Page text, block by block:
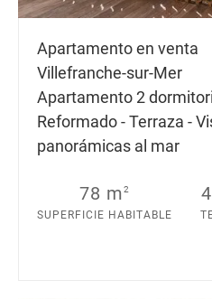
Apartamento en venta
Villefranche-sur-Mer
Apartamento 2
Reformado - Terraza -
panorámicas al mar
78 m2
SUPERFICIE HABITABLE